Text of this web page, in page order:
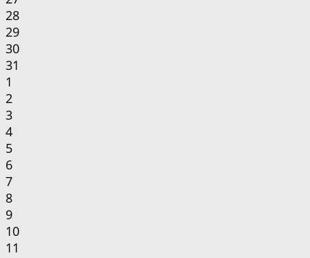
28
29
30
31
1
2
3
4
5
6
7
8
9
10
11